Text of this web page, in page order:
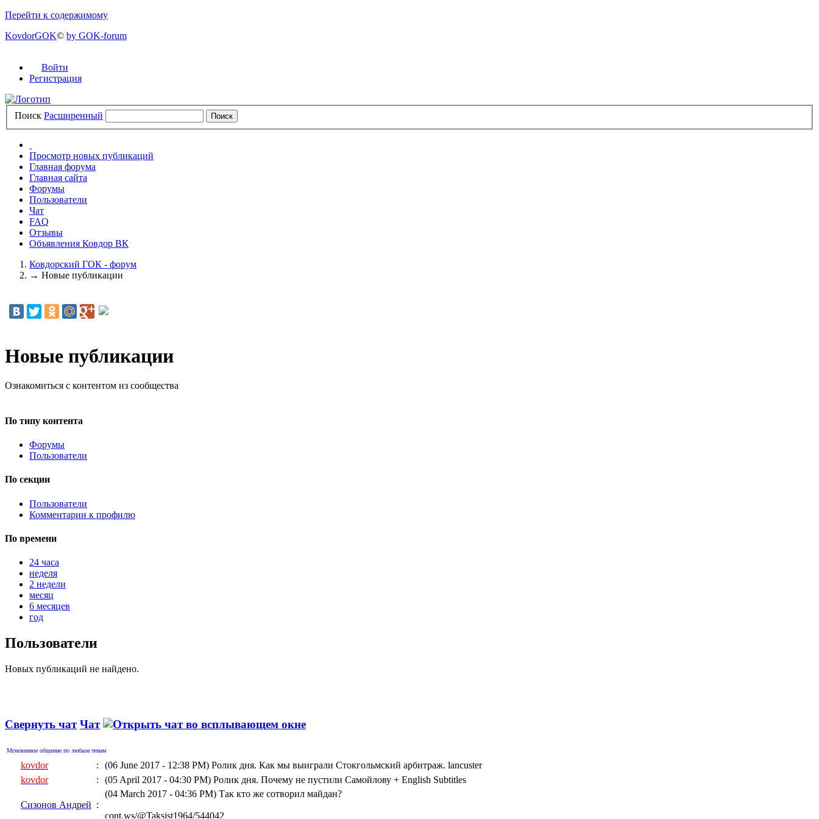
Перейти к содержимому
KovdorGOK© by GOK-forum
Войти
Регистрация
Поиск Расширенный
Просмотр новых публикаций
Главная форума
Главная сайта
Форумы
Пользователи
Чат
FAQ
Отзывы
Объявления Ковдор ВК
Ковдорский ГОК - форум
→ Новые публикации
Новые публикации
Ознакомиться с контентом из сообщества
По типу контента
Форумы
Пользователи
По секции
Пользователи
Комментарии к профилю
По времени
24 часа
неделя
2 недели
месяц
6 месяцев
год
Пользователи
Новых публикаций не найдено.
Свернуть чат Чат
Мгновенное общение по любым темам
kovdor : (06 June 2017 - 12:38 PM) Ролик дня. Как мы выиграли Стокгольмский арбитраж. lancuster
kovdor
: (05 April 2017 - 04:30 PM) Ролик дня. Почему не пустили Самойлову + English Subtitles
Сизонов Андрей :
(04 March 2017 - 04:36 PM) Так кто же сотворил майдан?
cont.ws/@Taksist1964/544042